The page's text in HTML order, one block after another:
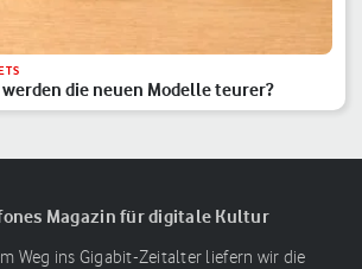
werden die neuen Modelle teurer?
Magazin für digitale Kultur
Weg ins Gigabit-Zeitalter liefern wir die